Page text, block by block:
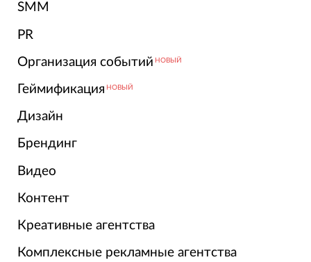
SMM
PR
Организация событий НОВЫЙ
Геймификация НОВЫЙ
Дизайн
Брендинг
Видео
Контент
Креативные агентства
Комплексные рекламные агентства